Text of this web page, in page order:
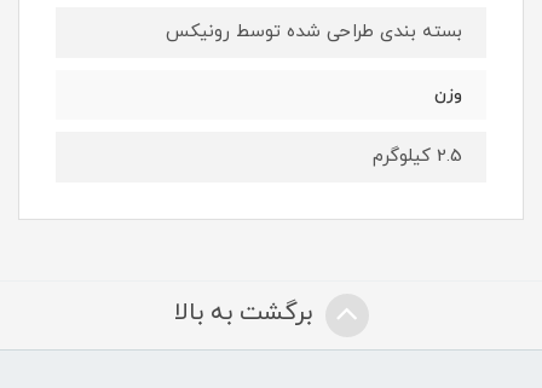
بسته بندی طراحی شده توسط رونیکس
وزن
2.5 کیلوگرم
برگشت به بالا